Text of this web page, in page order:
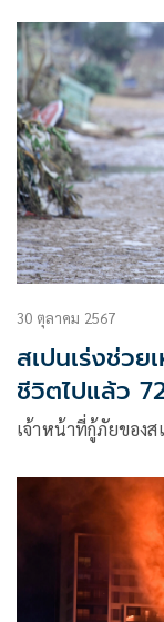
30 ตุลาคม 2567
สเปนเร่งช่ว
ชีวิตไปแล้ว
เจ้าหน้าที่กู้ภัยของ